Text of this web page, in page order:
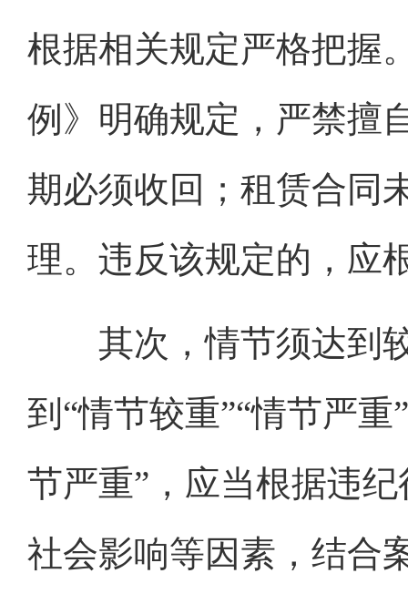
根据相关规定严格把握
例》明确规定，严禁擅
期必须收回；租赁合同
理。违反该规定的，应
其次，情节须达到较
到“情节较重”“情节严
节严重”，应当根据违
社会影响等因素，结合